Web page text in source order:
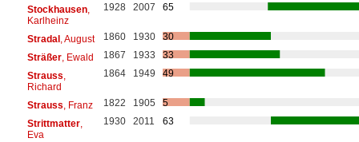
Stockhausen,
Karlheinz
1928 2007 65
Stradal, August 1860 1930
30
Sträßer, Ewald 1867 1933
33
Strauss
Richard
1864 1949 49
Strauss , Franz 1822 1905
5
Strittmatter,
Eva
1930 2011 63